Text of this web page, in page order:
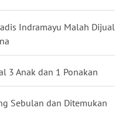
Indramayu Malah Dijual
3 Anak dan 1 Ponakan
Sebulan dan Ditemukan